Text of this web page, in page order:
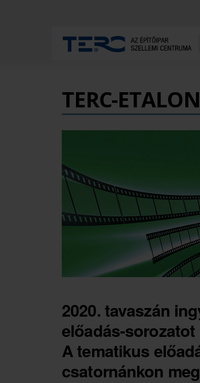
TERC-
2020. tavaszán
előadás-
A tematikus
csatornánkon